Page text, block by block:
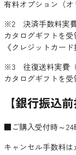
有料オプション（
※2 決済手数料実
カタログギフトを
《クレジットカ
※3 往復送料実費
カタログギフトを
【銀行振込
■ご購入受付時～24
キャンセル手数料は